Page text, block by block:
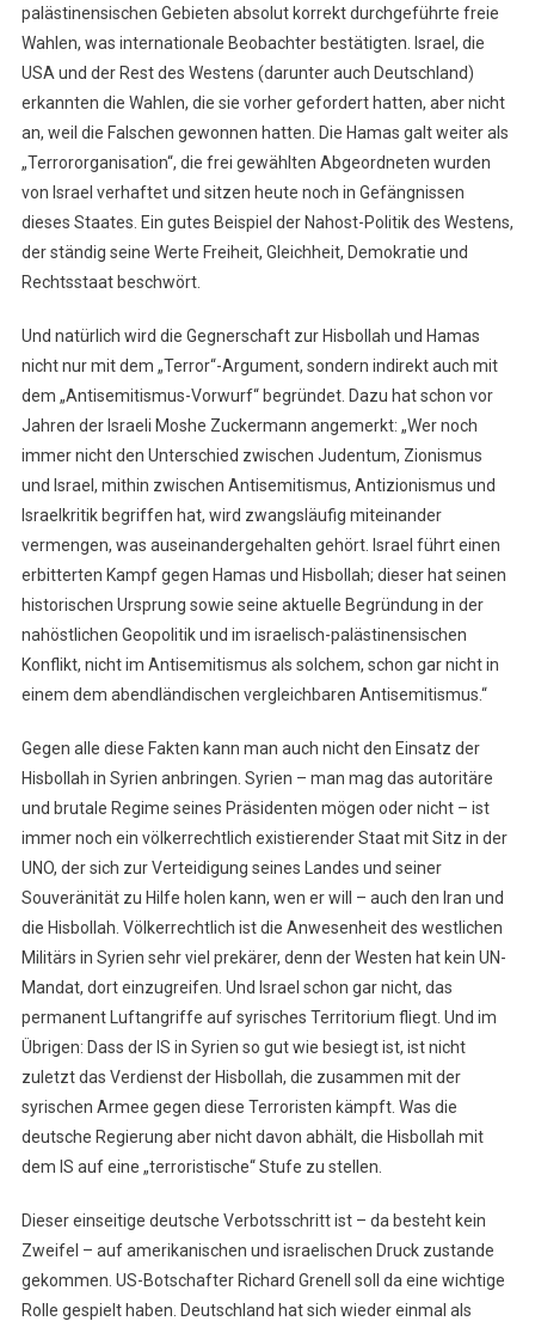
palästinensischen Gebieten absolut korrekt durchgeführte freie
Wahlen, was internationale Beobachter bestätigten. Israel, die
USA und der Rest des Westens (darunter auch Deutschland)
erkannten die Wahlen, die sie vorher gefordert hatten, aber nicht
an, weil die Falschen gewonnen hatten. Die Hamas galt weiter als
„Terrororganisation“, die frei gewählten Abgeordneten wurden
von Israel verhaftet und sitzen heute noch in Gefängnissen
dieses Staates. Ein gutes Beispiel der Nahost-Politik des Westens,
der ständig seine Werte Freiheit, Gleichheit, Demokratie und
Rechtsstaat beschwört.
Und natürlich wird die Gegnerschaft zur Hisbollah und Hamas
nicht nur mit dem „Terror“-Argument, sondern indirekt auch mit
dem „Antisemitismus-Vorwurf“ begründet. Dazu hat schon vor
Jahren der Israeli Moshe Zuckermann angemerkt: „Wer noch
immer nicht den Unterschied zwischen Judentum, Zionismus
und Israel, mithin zwischen Antisemitismus, Antizionismus und
Israelkritik begriffen hat, wird zwangsläufig miteinander
vermengen, was auseinandergehalten gehört. Israel führt einen
erbitterten Kampf gegen Hamas und Hisbollah; dieser hat seinen
historischen Ursprung sowie seine aktuelle Begründung in der
nahöstlichen Geopolitik und im israelisch-palästinensischen
Konflikt, nicht im Antisemitismus als solchem, schon gar nicht in
einem dem abendländischen vergleichbaren Antisemitismus.“
Gegen alle diese Fakten kann man auch nicht den Einsatz der
Hisbollah in Syrien anbringen. Syrien – man mag das autoritäre
und brutale Regime seines Präsidenten mögen oder nicht – ist
immer noch ein völkerrechtlich existierender Staat mit Sitz in der
UNO, der sich zur Verteidigung seines Landes und seiner
Souveränität zu Hilfe holen kann, wen er will – auch den Iran und
die Hisbollah. Völkerrechtlich ist die Anwesenheit des westlichen
Militärs in Syrien sehr viel prekärer, denn der Westen hat kein UN-
Mandat, dort einzugreifen. Und Israel schon gar nicht, das
permanent Luftangriffe auf syrisches Territorium fliegt. Und im
Übrigen: Dass der IS in Syrien so gut wie besiegt ist, ist nicht
zuletzt das Verdienst der Hisbollah, die zusammen mit der
syrischen Armee gegen diese Terroristen kämpft. Was die
deutsche Regierung aber nicht davon abhält, die Hisbollah mit
dem IS auf eine „terroristische“ Stufe zu stellen.
Dieser einseitige deutsche Verbotsschritt ist – da besteht kein
Zweifel – auf amerikanischen und israelischen Druck zustande
gekommen. US-Botschafter Richard Grenell soll da eine wichtige
Rolle gespielt haben. Deutschland hat sich wieder einmal als